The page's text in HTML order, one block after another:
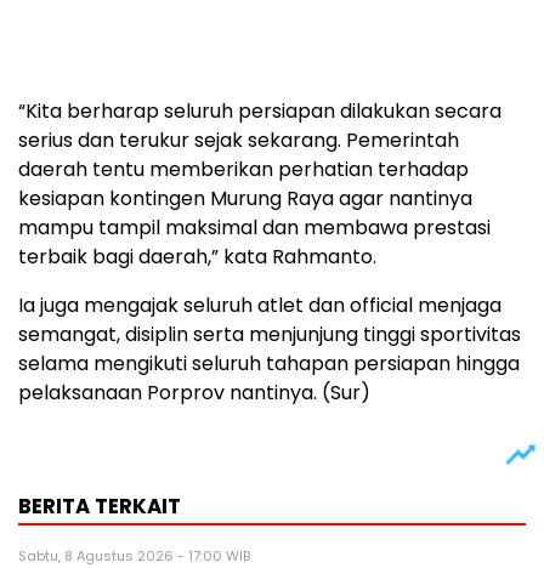
“Kita berharap seluruh persiapan dilakukan secara
serius dan terukur sejak sekarang. Pemerintah
daerah tentu memberikan perhatian terhadap
kesiapan kontingen Murung Raya agar nantinya
mampu tampil maksimal dan membawa prestasi
terbaik bagi daerah,” kata Rahmanto.
Ia juga mengajak seluruh atlet dan official menjaga
semangat, disiplin serta menjunjung tinggi sportivitas
selama mengikuti seluruh tahapan persiapan hingga
pelaksanaan Porprov nantinya. (Sur)
BERITA TERKAIT
Sabtu, 8 Agustus 2026 - 17:00 WIB